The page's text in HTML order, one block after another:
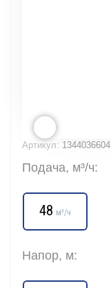
Артикул: 1344036604
Подача, м³/ч:
48 м³/ч
Напор, м: